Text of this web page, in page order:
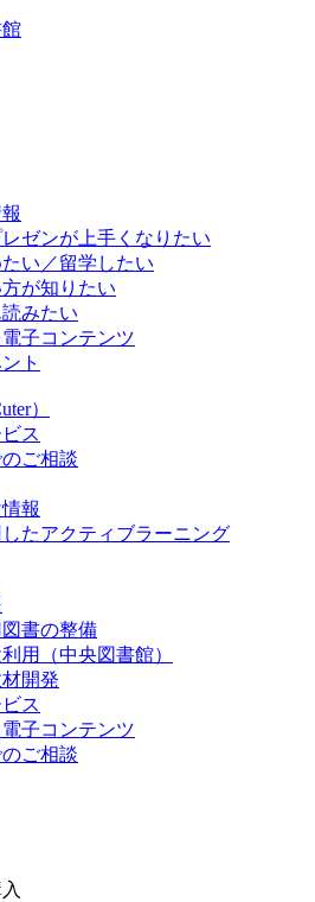
ゼンが上手くなりたい
い／留学したい
が知りたい
みたい
子コンテンツ
ト
）
ス
ご相談
報
たアクティブラーニング
書の整備
用（中央図書館）
開発
ス
子コンテンツ
ご相談